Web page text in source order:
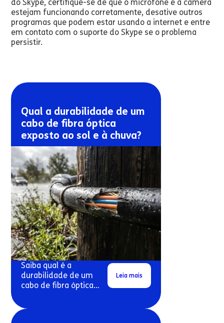
do Skype, certifique-se de que o microfone e a câmera
estejam funcionando corretamente, desative outros
programas que podem estar usando a internet e entre
em contato com o suporte do Skype se o problema
persistir.
Qual a durabilidade de um
cabo de fibra óptica
exposto ao sol e à chuva?
Saiba qual é a
durabilidade de um
cabo de fibra óptica
chuva.
Leia mais